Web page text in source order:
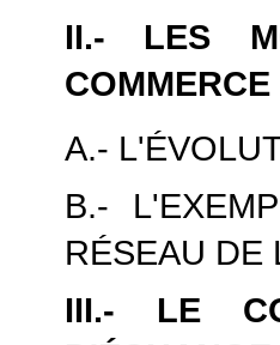
II.- LES
A.-
B.-
RÉSEAU DE
III.- LE